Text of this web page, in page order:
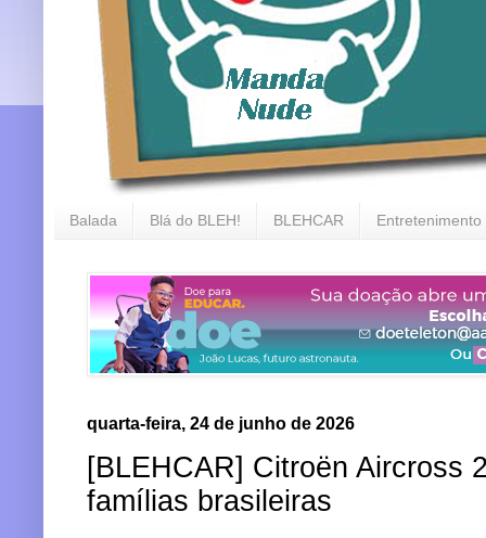
Balada Blá do BLEH! BLEHCAR Entretenimento
quarta-feira, 24 de junho de 2026
[BLEHCAR] Citroën Aircross
famílias brasileiras